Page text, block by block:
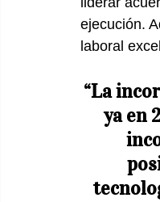
ejecución.
laboral
“La
ya en